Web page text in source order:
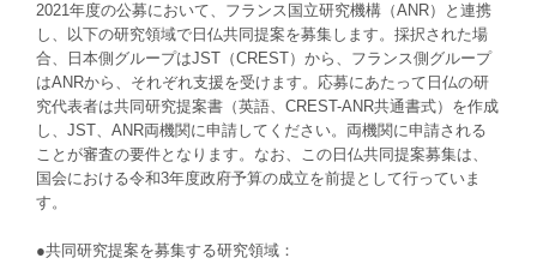
2021年度の公募において、フランス国立研究機構（ANR）と連携
し、以下の研究領域で日仏共同提案を募集します。採択された場
合、日本側グループはJST（CREST）から、フランス側グループ
はANRから、それぞれ支援を受けます。応募にあたって日仏の研
究代表者は共同研究提案書（英語、CREST-ANR共通書式）を作成
し、JST、ANR両機関に申請してください。両機関に申請される
ことが審査の要件となります。なお、この日仏共同提案募集は、
国会における令和3年度政府予算の成立を前提として行っていま
す。
●共同研究提案を募集する研究領域：